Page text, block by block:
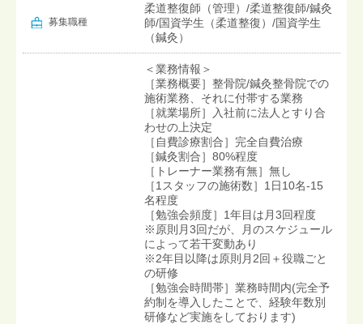
募集職種
柔道整復師（管理）/柔道整復師/鍼灸
師/国資学生（柔道整復）/国資学生
（鍼灸）
＜業務情報＞
［業務概要］整骨院/鍼灸整骨院での
施術業務、それに付帯する業務
［就業場所］入社前に法人とすり合
わせの上決定
［自費診療割合］完全自費治療
［鍼灸割合］80%程度
［トレーナー業務有無］無し
［1スタッフの施術数］1日10名-15
名程度
［勉強会頻度］1年目は月3回程度
※原則月3回だが、月のスケジュール
によって若干変動あり
※2年目以降は原則月2回＋役職ごと
の研修
［勉強会時間帯］業務時間内(完全予
約制を導入したことで、経験年数別
研修など実施をしております)